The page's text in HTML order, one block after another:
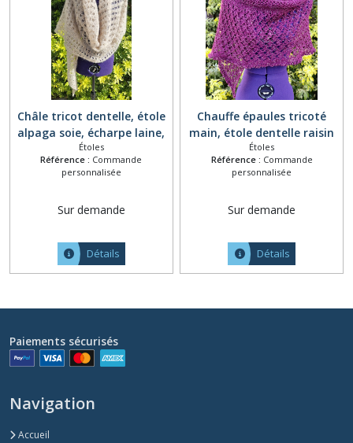
Châle tricot dentelle, étole
alpaga soie, écharpe laine,
étole mariage fait main,
poncho mariée beige,
chauffe épaules femme,
clair
Étoles
Référence : Commande
personnalisée
Sur demande
Détails
Chauffe épaules tricoté
main, étole dentelle raisin
argenté, châle laine alpaga,
cape motifs ajourés, chèche
tricot fait main, foulard
Étoles
Référence : Commande
personnalisée
Sur demande
Détails
Paiements sécurisés
Navigation
Accueil